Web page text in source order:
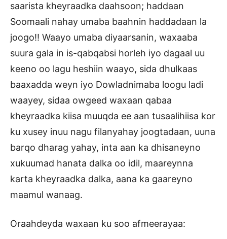
saarista kheyraadka daahsoon; haddaan
Soomaali nahay umaba baahnin haddadaan la
joogo!! Waayo umaba diyaarsanin, waxaaba
suura gala in is-qabqabsi horleh iyo dagaal uu
keeno oo lagu heshiin waayo, sida dhulkaas
baaxadda weyn iyo Dowladnimaba loogu ladi
waayey, sidaa owgeed waxaan qabaa
kheyraadka kiisa muuqda ee aan tusaalihiisa kor
ku xusey inuu nagu filanyahay joogtadaan, uuna
barqo dharag yahay, inta aan ka dhisaneyno
xukuumad hanata dalka oo idil, maareynna
karta kheyraadka dalka, aana ka gaareyno
maamul wanaag.
Oraahdeyda waxaan ku soo afmeerayaa: